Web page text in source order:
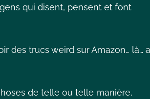
qui disent, pensent et font
des trucs weird sur Amazon… là…
de telle ou telle manière,